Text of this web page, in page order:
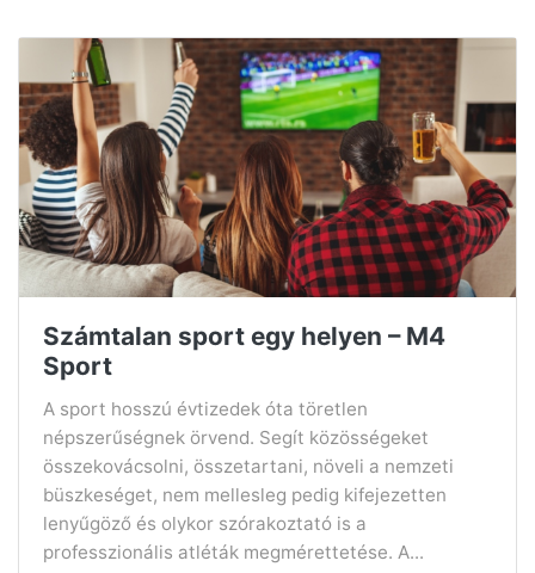
Számtalan sport egy helyen – M4
Sport
A sport hosszú évtizedek óta töretlen
népszerűségnek örvend. Segít közösségeket
összekovácsolni, összetartani, növeli a nemzeti
büszkeséget, nem mellesleg pedig kifejezetten
lenyűgöző és olykor szórakoztató is a
professzionális atléták megmérettetése. A...